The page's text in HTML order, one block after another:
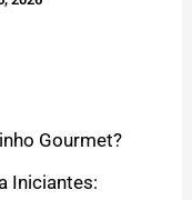
Gourmet?
Iniciantes: